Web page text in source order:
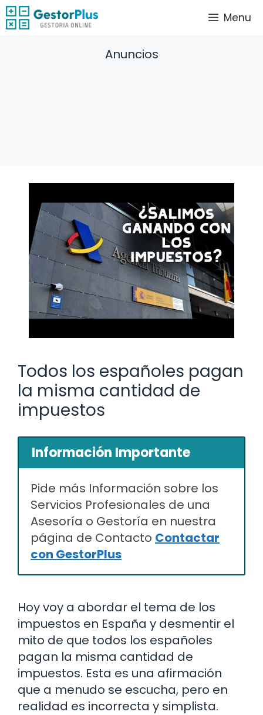
Saltar
al
Menu
Anuncios
Todos los españoles pagan
la misma cantidad de
impuestos
Información Importante
Pide más Información sobre los
Servicios Profesionales de una
Asesoría o Gestoría en nuestra
página de Contacto Contactar
con GestorPlus
Hoy voy a abordar el tema de los
impuestos en España y desmentir el
mito de que todos los españoles
pagan la misma cantidad de
impuestos. Esta es una afirmación
que a menudo se escucha, pero en
realidad es incorrecta y simplista.